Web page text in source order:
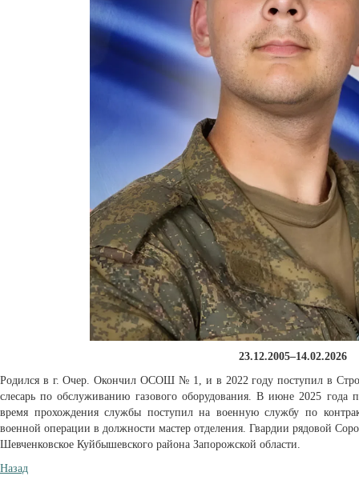
23.12.2005–14.02.2026
Родился в г. Очер. Окончил ОСОШ № 1, и в 2022 году поступил в
слесарь по обслуживанию газового оборудования. В июне 2025
время прохождения службы поступил на военную службу по
военной операции в должности мастер отделения. Гвардии рядовой
Шевченковское Куйбышевского района Запорожской области.
Назад